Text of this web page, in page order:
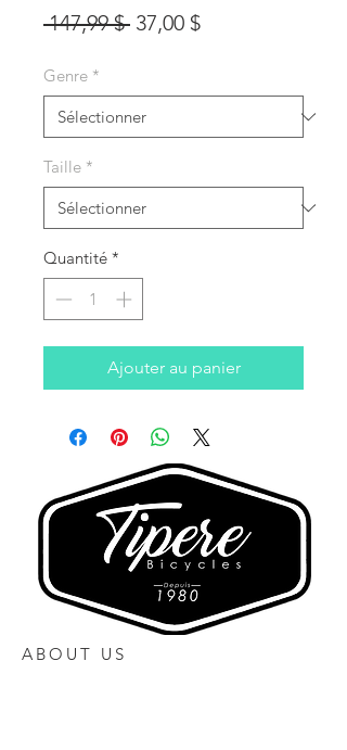
147,99 $ Prix
37,00 $Prix
Genre *
Taille *
Quantité *
Ajouter au panier
ABOUT US